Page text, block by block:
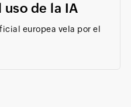
uso de la IA
europea vela por el